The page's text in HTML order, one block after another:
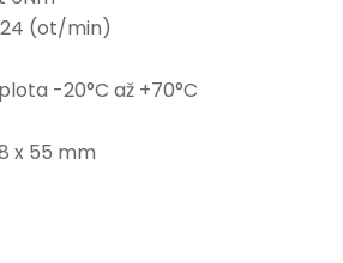
(ot/min)
-20°C až +70°C
x 55 mm